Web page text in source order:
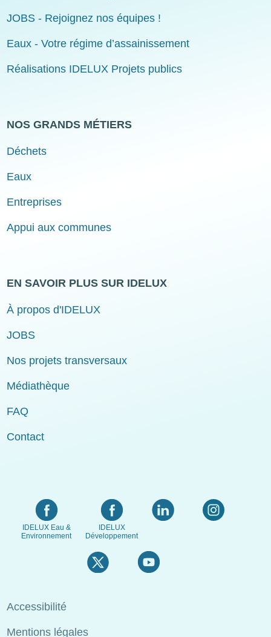
JOBS - Rejoignez nos équipes !
Eaux - Votre régime d’assainissement
Réalisations IDELUX Projets publics
NOS GRANDS MÉTIERS
Déchets
Eaux
Entreprises
Appui aux communes
EN SAVOIR PLUS SUR IDELUX
À propos d'IDELUX
JOBS
Nos projets transversaux
Médiathèque
FAQ
Contact
IDELUX Eau &
Environnement
IDELUX
Développement
Menu
Pied
Accessibilité
Mentions légales